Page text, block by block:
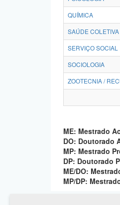
QUÍMICA
SAÚDE COLETIVA
SERVIÇO SOCIAL
SOCIOLOGIA
ZOOTECNIA /
ME: Mestrado
DO:
MP: Mestrado
DP: Doutorado
ME/DO:
MP/DP: